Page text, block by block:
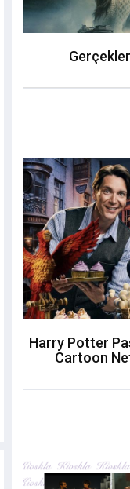
Gerçekler
Harry Potter
Cartoon